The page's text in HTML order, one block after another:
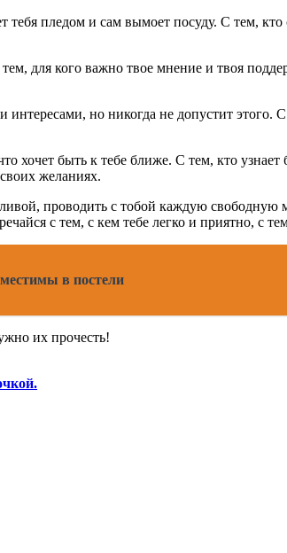
пледом и сам вымоет посуду. С тем,
для кого важно твое мнение и твоя
но никогда не допустит этого.
хочет быть к тебе ближе. С тем, кто
желаниях.
проводить с тобой каждую
с тем, с кем тебе легко и приятно, с
в постели
их прочесть!